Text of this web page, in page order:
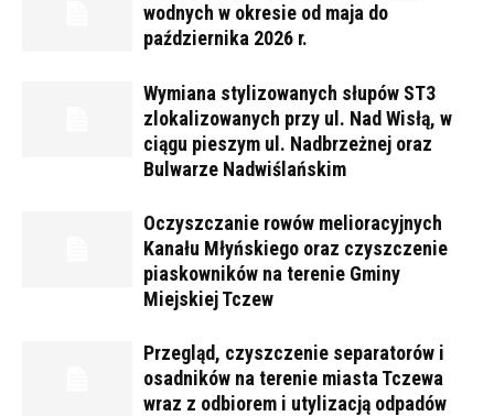
wodnych w okresie od maja do
października 2026 r.
Wymiana stylizowanych słupów ST3
zlokalizowanych przy ul. Nad Wisłą, w
ciągu pieszym ul. Nadbrzeżnej oraz
Bulwarze Nadwiślańskim
Oczyszczanie rowów melioracyjnych
Kanału Młyńskiego oraz czyszczenie
piaskowników na terenie Gminy
Miejskiej Tczew
Przegląd, czyszczenie separatorów i
osadników na terenie miasta Tczewa
wraz z odbiorem i utylizacją odpadów